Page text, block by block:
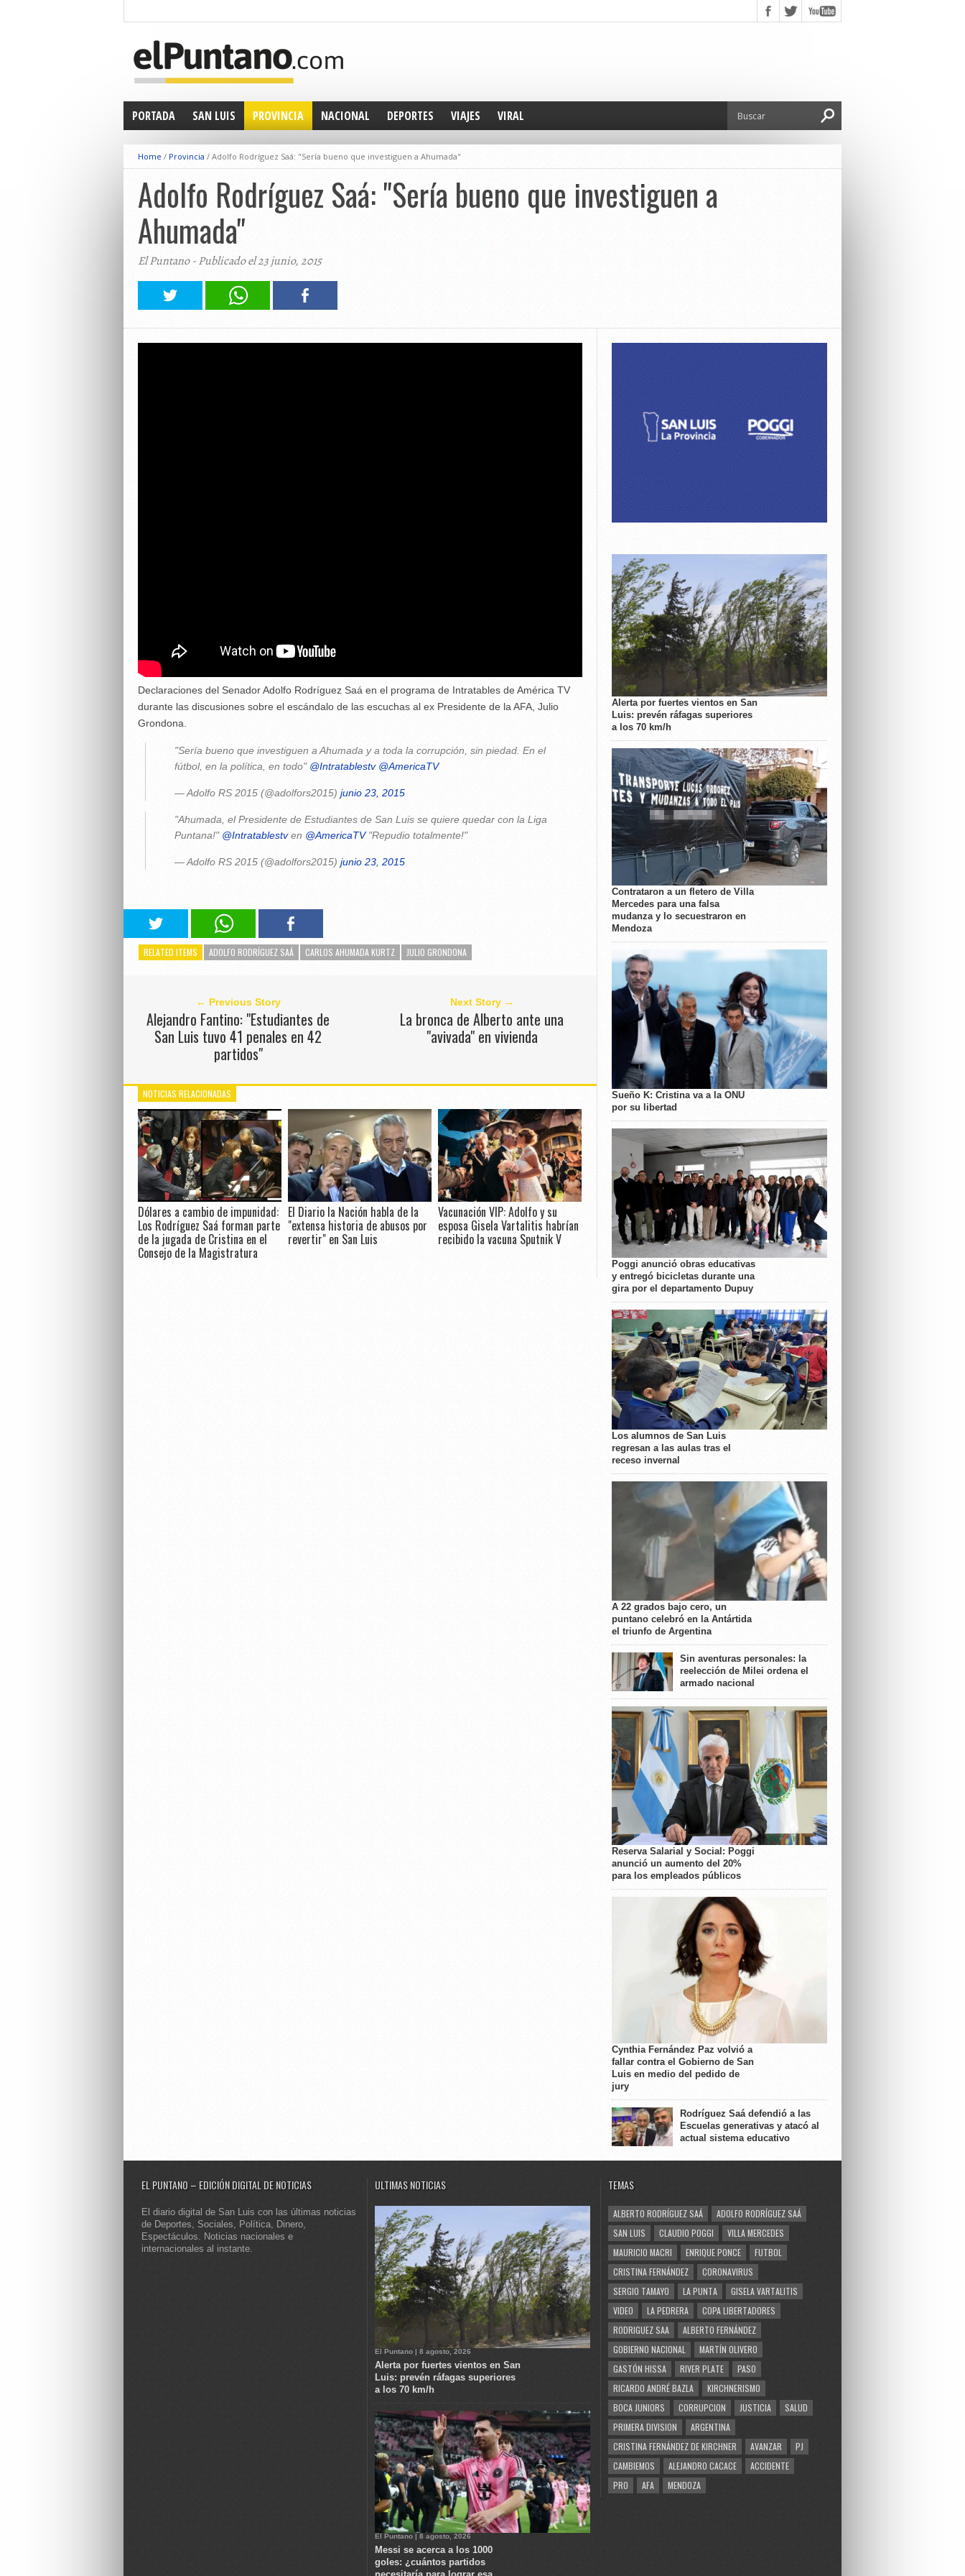
PORTADA SAN LUIS PROVINCIA NACIONAL DEPORTES VIAJES VIRAL
Home / Provincia / Adolfo Rodríguez Saá: "Sería bueno que investiguen a Ahumada"
Adolfo Rodríguez Saá: "Sería bueno que investiguen a
Ahumada"
El Puntano - Publicado el 23 junio, 2015
Declaraciones del Senador Adolfo Rodríguez Saá en el programa de Intratables de América TV
durante las discusiones sobre el escándalo de las escuchas al ex Presidente de la AFA, Julio
Grondona.
"Sería bueno que investiguen a Ahumada y a toda la corrupción, sin piedad. En el
fútbol, en la política, en todo" @Intratablestv @AmericaTV
— Adolfo RS 2015 (@adolfors2015) junio 23, 2015
"Ahumada, el Presidente de Estudiantes de San Luis se quiere quedar con la Liga
Puntana!" @Intratablestven @AmericaTV"Repudio totalmente!"
— Adolfo RS 2015 (@adolfors2015) junio 23, 2015
RELATED ITEMS ADOLFO RODRÍGUEZ SAÁ CARLOS AHUMADA KURTZ JULIO GRONDONA
← Previous Story
Alejandro Fantino: "Estudiantes de
San Luis tuvo 41 penales en 42
partidos"
Next Story →
La bronca de Alberto ante una
"avivada" en vivienda
NOTICIAS RELACIONADAS
Dólares a cambio de impunidad:
Los Rodríguez Saá forman parte
de la jugada de Cristina en el
Consejo de la Magistratura
El Diario la Nación habla de la
"extensa historia de abusos por
revertir" en San Luis
Vacunación VIP: Adolfo y su
esposa Gisela Vartalitis habrían
recibido la vacuna Sputnik V
Alerta por fuertes vientos en San
Luis: prevén ráfagas superiores
a los 70 km/h
Contrataron a un fletero de Villa
Mercedes para una falsa
mudanza y lo secuestraron en
Mendoza
Sueño K: Cristina va a la ONU
por su libertad
Poggi anunció obras educativas
y entregó bicicletas durante una
gira por el departamento Dupuy
Los alumnos de San Luis
regresan a las aulas tras el
receso invernal
A 22 grados bajo cero, un
puntano celebró en la Antártida
el triunfo de Argentina
Sin aventuras personales: la
reelección de Milei ordena el
armado nacional
Reserva Salarial y Social: Poggi
anunció un aumento del 20%
para los empleados públicos
Cynthia Fernández Paz volvió a
fallar contra el Gobierno de San
Luis en medio del pedido de
jury
Rodríguez Saá defendió a las
Escuelas generativas y atacó al
actual sistema educativo
EL PUNTANO – EDICIÓN DIGITAL DE NOTICIAS
El diario digital de San Luis con las últimas noticias
de Deportes, Sociales, Política, Dinero,
Espectáculos. Noticias nacionales e
internacionales al instante.
ULTIMAS NOTICIAS
El Puntano | 8 agosto, 2026
Alerta por fuertes vientos en San
Luis: prevén ráfagas superiores
a los 70 km/h
El Puntano | 8 agosto, 2026
Messi se acerca a los 1000
goles: ¿cuántos partidos
TEMAS
ALBERTO RODRÍGUEZ SAÁ
ADOLFO RODRÍGUEZ SAÁ
SAN LUIS
CLAUDIO POGGI
VILLA MERCEDES
MAURICIO MACRI
ENRIQUE PONCE
FUTBOL
CRISTINA FERNÁNDEZ
CORONAVIRUS
SERGIO TAMAYO
LA PUNTA
GISELA VARTALITIS
VIDEO
LA PEDRERA
COPA LIBERTADORES
RODRIGUEZ SAA
ALBERTO FERNÁNDEZ
GOBIERNO NACIONAL
MARTÍN OLIVERO
GASTÓN HISSA
RIVER PLATE
PASO
RICARDO ANDRÉ BAZLA
KIRCHNERISMO
BOCA JUNIORS
CORRUPCION JUSTICIA
SALUD
PRIMERA DIVISION
ARGENTINA
CRISTINA FERNÁNDEZ DE KIRCHNER
AVANZAR
PJ
CAMBIEMOS
ALEJANDRO CACACE
ACCIDENTE
PRO
AFA MENDOZA